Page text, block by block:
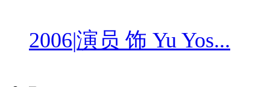
2006|演员 饰 Yu Yos...